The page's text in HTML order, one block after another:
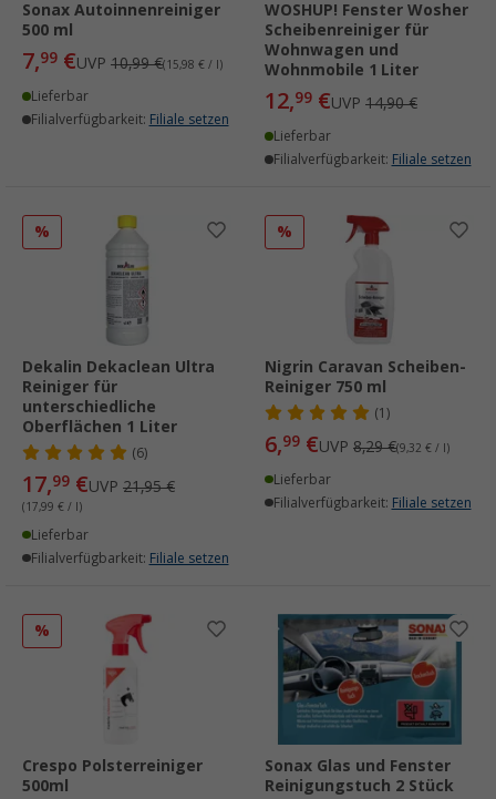
Sonax Autoinnenreiniger
500 ml
7,99 €UVP 10,99 €(15,98 € / l)
Lieferbar
Filialverfügbarkeit: Filiale setzen
WOSHUP! Fenster Wosher
Scheibenreiniger für
Wohnwagen und
Wohnmobile 1 Liter
12,99 €UVP 14,90 €
Lieferbar
Filialverfügbarkeit: Filiale setzen
%
Dekalin Dekaclean Ultra
Reiniger für
unterschiedliche
Oberflächen 1 Liter
(6)
17,99 €UVP 21,95 €
(17,99 € / l)
Lieferbar
Filialverfügbarkeit: Filiale setzen
%
Nigrin Caravan Scheiben-
Reiniger 750 ml
(1)
6,99 €UVP 8,29 €(9,32 € / l)
Lieferbar
Filialverfügbarkeit: Filiale setzen
%
Crespo Polsterreiniger
500ml
Sonax Glas und Fenster
Reinigungstuch 2 Stück